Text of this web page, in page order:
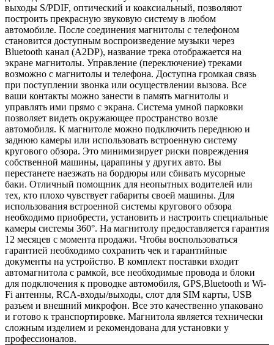
выходы S/PDIF, оптический и коаксиальный, позволяют
построить прекрасную звуковую систему в любом
автомобиле. После соединения магнитолы с телефоном
становится доступным воспроизведение музыки через
Bluetooth канал (A2DP), название трека отображается на
экране магнитолы. Управление (переключение) треками
возможно с магнитолы и телефона. Доступна громкая связь
при поступлении звонка или осуществлении вызова. Все
ваши контакты можно занести в память магнитолы и
управлять ими прямо с экрана. Система умной парковки
позволяет видеть окружающее пространство возле
автомобиля. К магнитоле можно подключить переднюю и
заднюю камеры или использовать встроенную систему
кругового обзора. Это минимизирует риски повреждения
собственной машины, царапины у других авто. Вы
перестанете наезжать на бордюры или сбивать мусорные
баки. Отличный помощник для неопытных водителей или
тех, кто плохо чувствует габариты своей машины. Для
использования встроенной системы кругового обзора
необходимо приобрести, установить и настроить специальные
камеры системы 360°. На магнитолу предоставляется гарантия
12 месяцев с момента продажи. Чтобы воспользоваться
гарантией необходимо сохранить чек и гарантийные
документы на устройство. В комплект поставки входит
автомагнитола с рамкой, все необходимые провода и блоки
для подключения к проводке автомобиля, GPS,Bluetooth и Wi-
Fi антенны, RCA-входы/выходы, слот для SIM карты, USB
разъем и внешний микрофон. Все это качественно упаковано
и готово к транспортировке. Магнитола является технически
сложным изделием и рекомендована для установки у
профессионалов.